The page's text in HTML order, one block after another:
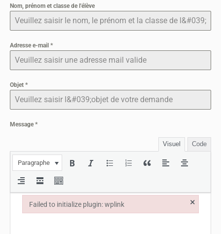
Nom, prénom et classe de l'élève
Adresse e-mail *
Objet *
Message*
Visuel Code
Paragraphe
Failed to initialize plugin: wplink ×
Failed to initialize plugin: wplink